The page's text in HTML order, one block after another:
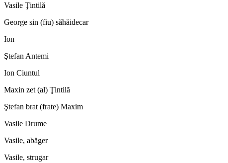
Vasile Ţintilă
George sin (fiu) săhăidecar
Ion
Ştefan Antemi
Ion Ciuntul
Maxin zet (al) Ţintilă
Ştefan brat (frate) Maxim
Vasile Drume
Vasile, abăger
Vasile, strugar